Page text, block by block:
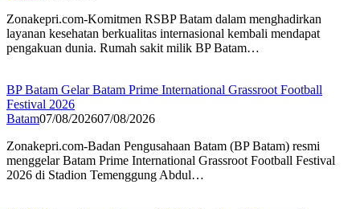
Zonakepri.com-Komitmen RSBP Batam dalam menghadirkan
layanan kesehatan berkualitas internasional kembali mendapat
pengakuan dunia. Rumah sakit milik BP Batam…
BP Batam Gelar Batam Prime International Grassroot Football
Festival 2026
Batam07/08/202607/08/2026
Zonakepri.com-Badan Pengusahaan Batam (BP Batam) resmi
menggelar Batam Prime International Grassroot Football Festival
2026 di Stadion Temenggung Abdul…